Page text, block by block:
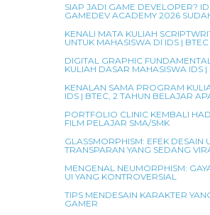
SIAP JADI GAME DEVELOPER?
GAMEDEV ACADEMY 2026
KENALI MATA KULIAH
UNTUK MAHASISWA DI IDS | BTEC
DIGITAL GRAPHIC
KULIAH DASAR MAHASISWA IDS |
KENALAN SAMA PROGRAM
IDS | BTEC, 2 TAHUN BELAJAR
PORTFOLIO CLINIC KEMBALI
FILM PELAJAR SMA/SMK
GLASSMORPHISM: EFEK DESAIN
TRANSPARAN YANG SEDANG
MENGENAL NEUMORPHISM:
UI YANG KONTROVERSIAL
TIPS MENDESAIN KARAKTER
GAMER